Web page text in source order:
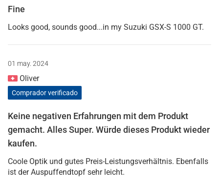
Fine
Looks good, sounds good...in my Suzuki GSX-S 1000 GT.
01 may. 2024
Oliver
Comprador verificado
Keine negativen Erfahrungen mit dem Produkt
gemacht. Alles Super. Würde dieses Produkt wieder
kaufen.
Coole Optik und gutes Preis-Leistungsverhältnis. Ebenfalls
ist der Auspuffendtopf sehr leicht.